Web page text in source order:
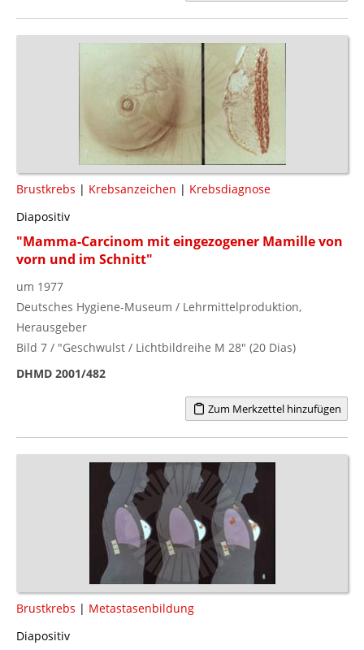
Brustkrebs | Krebsanzeichen | Krebsdiagnose
Diapositiv
"Mamma-Carcinom mit eingezogener Mamille von
vorn und im Schnitt"
um 1977
Deutsches Hygiene-Museum / Lehrmittelproduktion,
Herausgeber
Bild 7 / "Geschwulst / Lichtbildreihe M 28" (20 Dias)
DHMD 2001/482
Zum Merkzettel hinzufügen
Brustkrebs | Metastasenbildung
Diapositiv